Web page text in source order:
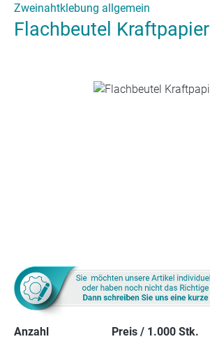
Zweinahtklebung allgemein
Flachbeutel Kraftpapier
Bildergalerie überspringen
Anzahl Preis / 1.000 Stk.